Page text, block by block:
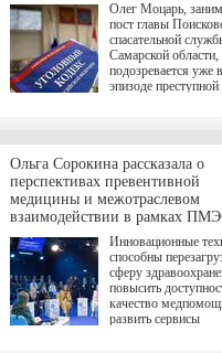
Олег Моцарь,
пост главы
спасательной
Самарской области,
подозревается уже
эпизоде преступной
а сам он
Ольга Сорокина рассказала о
перспективах превентивной
медицины и межотраслевом
взаимодействии в рамках
Инновационные
способны
сферу
повысить
качество
развить сервисы